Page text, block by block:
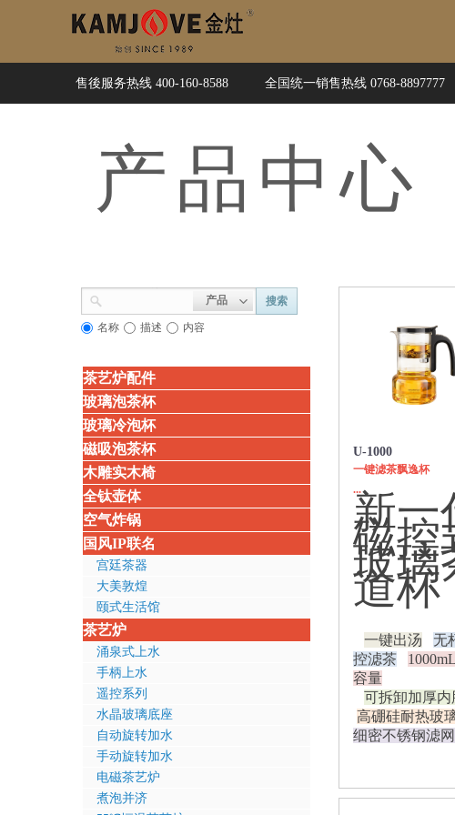
产品 中心
U-1000
一键滤茶飘逸杯
...
新一
磁控
玻璃
道杯
一键出汤
无
控滤茶
容量
可拆卸加厚内
高硼硅耐热玻
细密不锈钢滤网
产品 搜索
名称 描述 内容
茶艺炉配件
玻璃泡茶杯
玻璃冷泡杯
磁吸泡茶杯
木雕实木椅
全钛壶体
空气炸锅
国风IP联名
宫廷茶器
大美敦煌
颐式生活馆
茶艺炉
涌泉式上水
手柄上水
遥控系列
水晶玻璃底座
自动旋转加水
手动旋转加水
电磁茶艺炉
煮泡并济
售後服务热线 400-160-8588 全国统一销售热线 0768-8897777